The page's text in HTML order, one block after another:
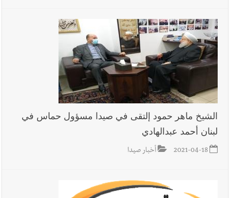
الشيخ ماهر حمود إلتقى في صيدا مسؤول حماس في
لبنان أحمد عبدالهادي
2021-04-18 أخبار صيدا